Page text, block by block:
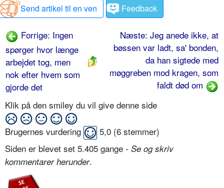
Send artikel til en ven
Feedback
Forrige: Ingen
spørger hvor længe
arbejdet tog, men
nok efter hvem som
gjorde det
Næste: Jeg anede ikke, at
bøssen var ladt, sa' bonden,
da han sigtede med
møggreben mod kragen, som
faldt død om
Klik på den smiley du vil give denne side
Brugernes vurdering 5,0 (6 stemmer)
Siden er blevet set 5.405 gange - Se og skriv
kommentarer herunder.